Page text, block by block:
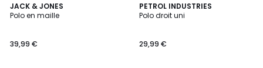
JACK & JONES
Polo en maille
39,99 €
5
/
4
Couleurs
PETROL INDUSTRIES
Polo droit uni
29,99 €
4
/
3
Couleurs